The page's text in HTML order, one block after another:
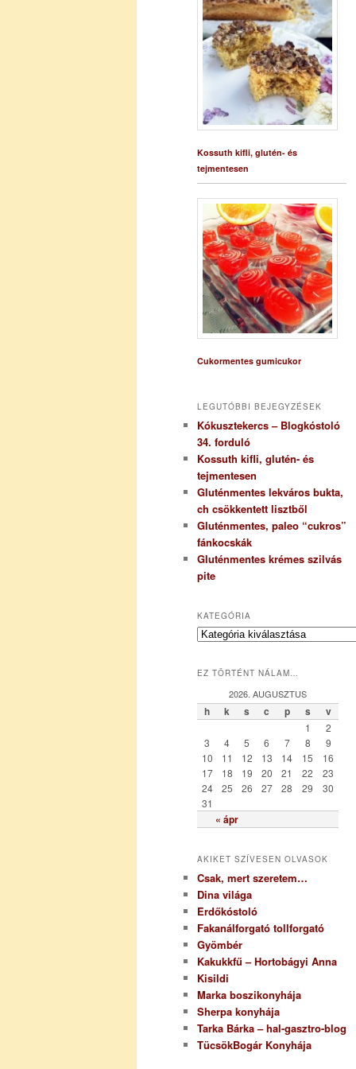
Kossuth kifli, glutén- és
tejmentesen
Cukormentes gumicukor
LEGUTÓBBI BEJEGYZÉSEK
Kókusztekercs – Blogkóstoló
34. forduló
Kossuth kifli, glutén- és
tejmentesen
Gluténmentes lekváros bukta,
ch csökkentett lisztből
Gluténmentes, paleo “cukros”
fánkocskák
Gluténmentes krémes szilvás
pite
KATEGÓRIA
K
e
r
EZ TÖRTÉNT NÁLAM…
2026. AUGUSZTUS
h k s c p s v
« ápr
1
2
3
4 5 6 7 8
9
10
11 12 13 14 15
16
17
18 19 20 21 22
23
24
25 26 27 28 29
30
31
AKIKET SZÍVESEN OLVASOK
Csak, mert szeretem…
Dina világa
Erdőkóstoló
Fakanálforgató tollforgató
Gyömbér
Kakukkfű – Hortobágyi Anna
Kisildi
Marka boszikonyhája
Sherpa konyhája
Tarka Bárka – hal-gasztro-blog
TücsökBogár Konyhája